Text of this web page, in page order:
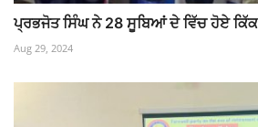
ਪ੍ਰਭਜੋਤ ਸਿੰਘ ਨੇ 28 ਸੂਬਿਆਂ ਦੇ ਵਿੱਚ ਹੋਏ ਕਿੱਕ
Aug 29, 2024